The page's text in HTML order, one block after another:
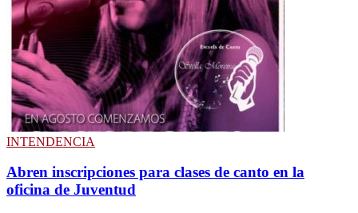
nuevos
de
Covid-
19
en
Salto
este
martes
y
1
Hay
141
casos
INTENDENCIA
Abren inscripciones para clases de canto en la
oficina de Juventud